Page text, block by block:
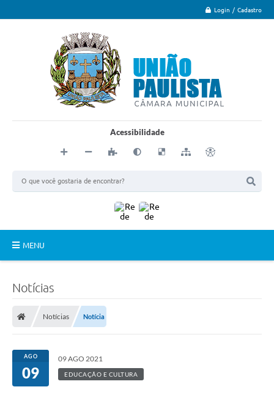
Login / Cadastro
Acessibilidade
MENU
O Município
Transparência
Notícias
Notícias Notícia
AGO
09
09 AGO 2021
EDUCAÇÃO E CULTURA